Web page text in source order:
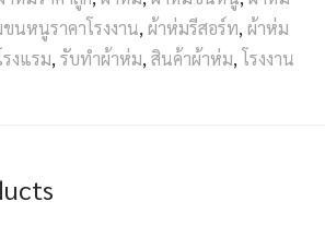
นหนูราคาโรงงาน, ผ้าห่มรีสอร์ท, ผ้าห่ม
งแรม, รับทำผ้าห่ม, สินค้าผ้าห่ม, โรงงาน